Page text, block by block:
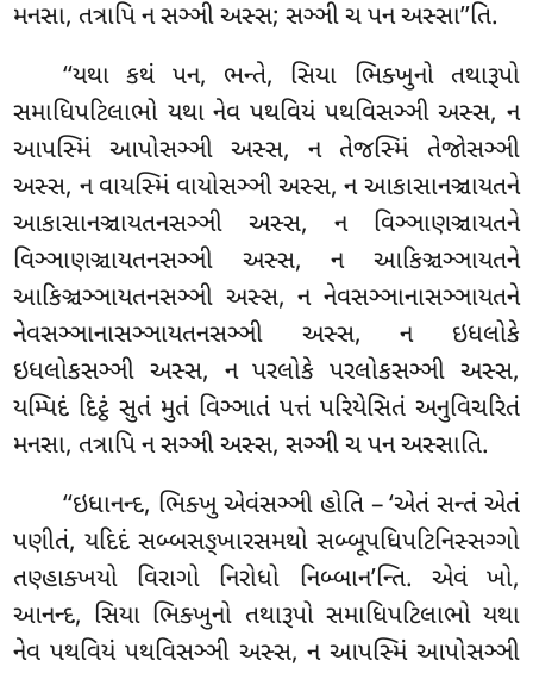
મનસા, તત્રાપિ ન સઞ્ઞી અસ્સ; સઞ્ઞી ચ પન અસ્સા’’તિ.
‘‘યથા કથં પન, ભન્તે, સિયા ભિક્ખુનો તથારૂપો
સમાધિપટિલાભો યથા નેવ પથવિયં પથવિસઞ્ઞી અસ્સ, ન
આપસ્મિં આપોસઞ્ઞી અસ્સ, ન તેજસ્મિં તેજોસઞ્ઞી
અસ્સ, ન વાયસ્મિં વાયોસઞ્ઞી અસ્સ, ન આકાસાનઞ્ચાયતને
આકાસાનઞ્ચાયતનસઞ્ઞી અસ્સ, ન વિઞ્ઞાણઞ્ચાયતને
વિઞ્ઞાણઞ્ચાયતનસઞ્ઞી અસ્સ, ન આકિઞ્ચઞ્ઞાયતને
આકિઞ્ચઞ્ઞાયતનસઞ્ઞી અસ્સ, ન નેવસઞ્ઞાનાસઞ્ઞાયતને
નેવસઞ્ઞાનાસઞ્ઞાયતનસઞ્ઞી અસ્સ, ન ઇધલોકે
ઇધલોકસઞ્ઞી અસ્સ, ન પરલોકે પરલોકસઞ્ઞી અસ્સ,
યમ્પિદં દિટ્ઠં સુતં મુતં વિઞ્ઞાતં પત્તં પરિયેસિતં અનુવિચરિતં
મનસા, તત્રાપિ ન સઞ્ઞી અસ્સ, સઞ્ઞી ચ પન અસ્સાતિ.
‘‘ઇધાનન્દ, ભિક્ખુ એવંસઞ્ઞી હોતિ – ‘એતં સન્તં એતં
પણીતં, યદિદં સબ્બસઙ્ખારસમથો સબ્બૂપધિપટિનિસ્સગ્ગો
તણ્હાક્ખયો વિરાગો નિરોધો નિબ્બાન’ન્તિ. એવં ખો,
આનન્દ, સિયા ભિક્ખુનો તથારૂપો સમાધિપટિલાભો યથા
નેવ પથવિયં પથવિસઞ્ઞી અસ્સ, ન આપસ્મિં આપોસઞ્ઞી